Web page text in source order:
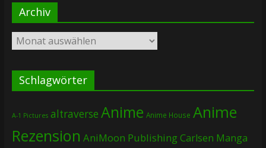
Archiv
Archiv
Schlagwörter
A-1 Pictures altraverse Anime Anime House Anime
Rezension AniMoon PublishingCarlsen Manga